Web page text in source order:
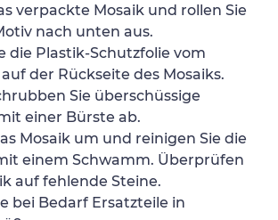
verpackte Mosaik und rollen Sie
nach unten aus.
die Plastik-Schutzfolie vom
der Rückseite des Mosaiks.
Sie überschüssige
einer Bürste ab.
Mosaik um und reinigen Sie die
einem Schwamm. Überprüfen
auf fehlende Steine.
bei Bedarf Ersatzteile in